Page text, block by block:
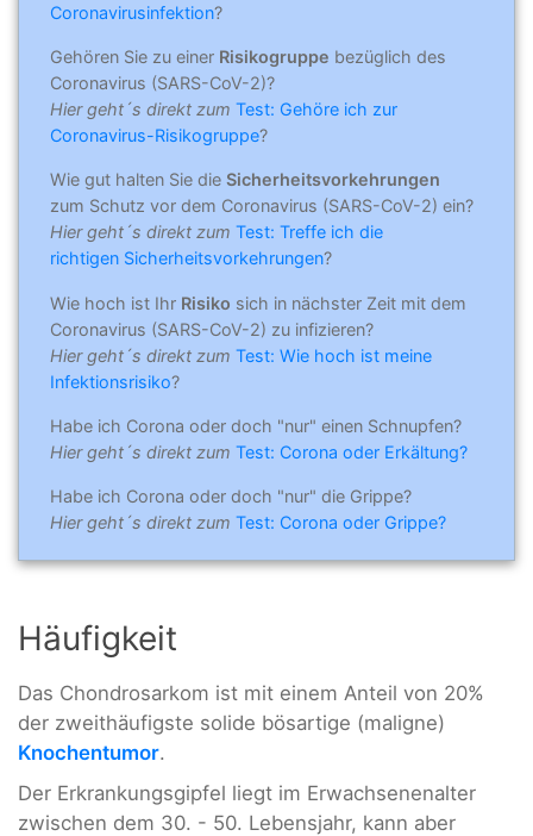
Coronavirusinfektion?
Gehören Sie zu einer Risikogruppe bezüglich des
Coronavirus (SARS-CoV-2)?
Hier geht´s direkt zum Test: Gehöre ich zur
Coronavirus-Risikogruppe?
Wie gut halten Sie die Sicherheitsvorkehrungen
zum Schutz vor dem Coronavirus (SARS-CoV-2) ein?
Hier geht´s direkt zum Test: Treffe ich die
richtigen Sicherheitsvorkehrungen?
Wie hoch ist Ihr Risiko sich in nächster Zeit mit dem
Coronavirus (SARS-CoV-2) zu infizieren?
Hier geht´s direkt zum Test: Wie hoch ist meine
Infektionsrisiko?
Habe ich Corona oder doch "nur" einen Schnupfen?
Hier geht´s direkt zum Test: Corona oder Erkältung?
Habe ich Corona oder doch "nur" die Grippe?
Hier geht´s direkt zum Test: Corona oder Grippe?
Häufigkeit
Das Chondrosarkom ist mit einem Anteil von 20%
der zweithäufigste solide bösartige (maligne)
Knochentumor.
Der Erkrankungsgipfel liegt im Erwachsenenalter
zwischen dem 30. - 50. Lebensjahr, kann aber